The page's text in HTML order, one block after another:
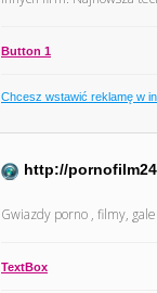
Button 1
Chcesz wstawić reklamę w
http://
Gwiazdy porno , filmy,
TextBox